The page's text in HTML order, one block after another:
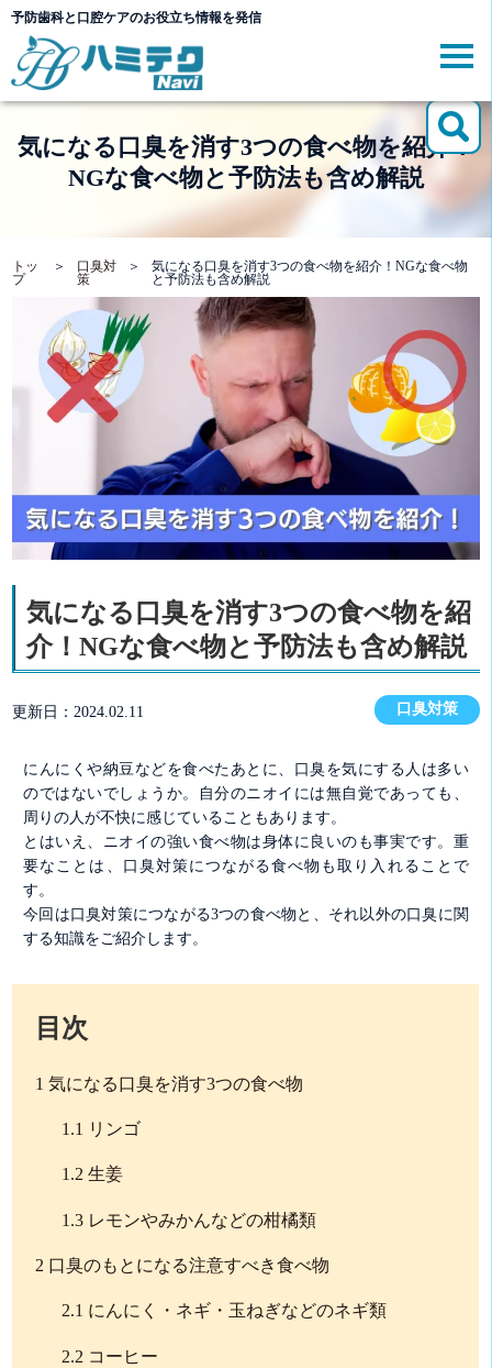
予防歯科と口腔ケアのお役立ち情報を発信
気になる口臭を消す3つの食べ物を紹介！
NGな食べ物と予防法も含め解説
トッ
プ
＞
口臭対
策
＞
気になる口臭を消す3つの食べ物を紹介！NGな食べ物
と予防法も含め解説
気になる口臭を消す3つの食べ物を紹
介！NGな食べ物と予防法も含め解説
更新日：2024.02.11 口臭対策
にんにくや納豆などを食べたあとに、口臭を気にする人は多い
のではないでしょうか。自分のニオイには無自覚であっても、
周りの人が不快に感じていることもあります。
とはいえ、ニオイの強い食べ物は身体に良いのも事実です。重
要なことは、口臭対策につながる食べ物も取り入れることで
す。
今回は口臭対策につながる3つの食べ物と、それ以外の口臭に関
する知識をご紹介します。
目次
1 気になる口臭を消す3つの食べ物
1.1 リンゴ
1.2 生姜
1.3 レモンやみかんなどの柑橘類
2 口臭のもとになる注意すべき食べ物
2.1 にんにく・ネギ・玉ねぎなどのネギ類
2.2 コーヒー